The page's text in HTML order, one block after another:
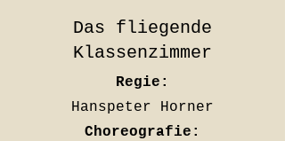
Das fliegende
Klassenzimmer
Regie:
Hanspeter Horner
Choreografie: